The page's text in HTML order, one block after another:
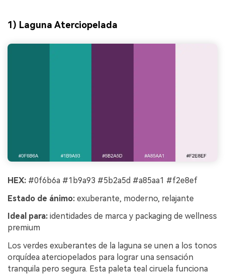
1) Laguna Aterciopelada
HEX: #0f6b6a #1b9a93 #5b2a5d #a85aa1 #f2e8ef
Estado de ánimo: exuberante, moderno, relajante
Ideal para: identidades de marca y packaging de wellness
premium
Los verdes exuberantes de la laguna se unen a los tonos
orquídea aterciopelados para lograr una sensación
tranquila pero segura. Esta paleta teal ciruela funciona